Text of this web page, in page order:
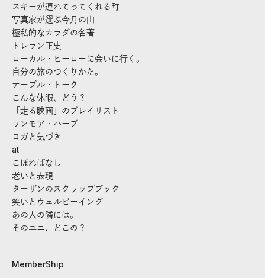
スキーが連れてってくれる町
写真家が選ぶ今月の山
極私的なカラダの名著
トレラン正史
ローカル・ヒーローに会いに行く。
自分の旅のつくりかた。
テーブル・トーク
こんな休暇、どう？
「走る映画」のプレイリスト
ワンモア・ハーブ
ヨガと気づき
at
こぼればなし
老いと表現
ターザンのスクラップブック
笑いとウェルビーイング
あの人の隣には。
そのユニ、どこの？
MemberShip